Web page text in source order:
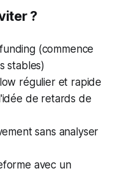
?
(commence
stables)
régulier et rapide
de retards de
sans analyser
avec un